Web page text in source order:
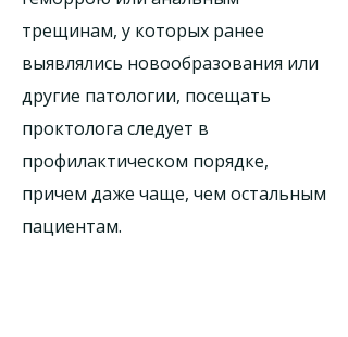
трещинам, у которых ранее
выявлялись новообразования или
другие патологии, посещать
проктолога следует в
профилактическом порядке,
причем даже чаще, чем остальным
пациентам.